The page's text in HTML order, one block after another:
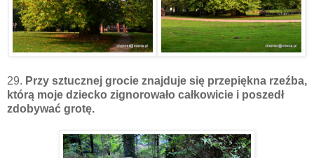
29. Przy sztucznej grocie znajduje się przepiękna rzeźba,
którą moje dziecko zignorowało całkowicie i poszedł
zdobywać grotę.